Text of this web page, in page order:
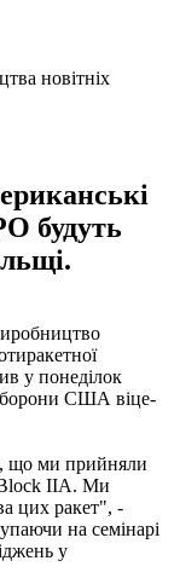
будуть
у понеділок
США віце-
що ми прийняли
Block IIA. Ми
цих ракет", -
на семінарі
у